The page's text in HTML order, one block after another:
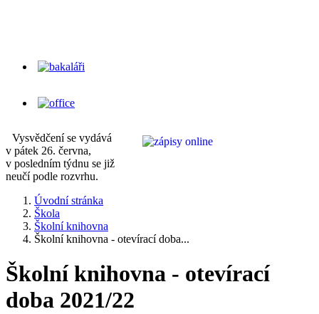
Vysvědčení se vydává
v pátek 26. června,
v posledním týdnu se již
neučí podle rozvrhu.
Úvodní stránka
Škola
Školní knihovna
Školní knihovna - otevírací doba...
Školní knihovna - otevírací
doba 2021/22